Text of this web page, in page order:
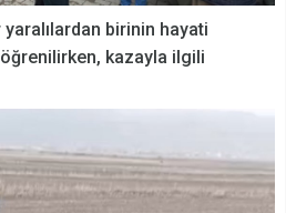
yaralılardan birinin hayati
kazayla ilgili